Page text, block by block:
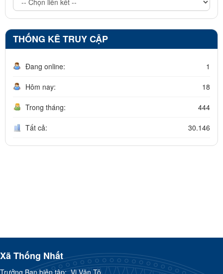
THỐNG KÊ TRUY CẬP
Đang online: 1
Hôm nay: 18
Trong tháng: 444
Tất cả: 30.146
Xã Thống Nhất
Trưởng Ban biên tập:Vi Văn Tô